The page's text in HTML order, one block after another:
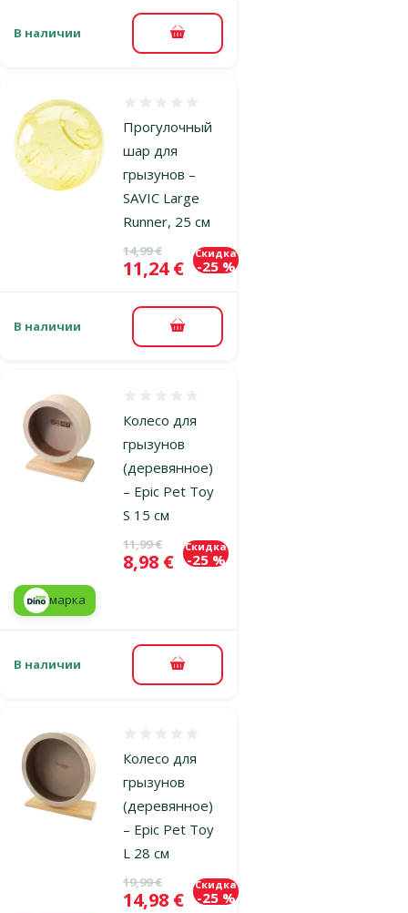
В наличии В корзину
Прогулочный
шар для
грызунов –
SAVIC Large
Runner, 25 см
Исходная цена
14,99 €
Цена
11,24 €
Скидка
-25 %
В наличии В корзину
Колесо для
грызунов
(деревянное)
– Epic Pet Toy
S 15 см
Исходная цена
11,99 €
Цена
8,98 €
Скидка
-25 %
марка
В наличии В корзину
Колесо для
грызунов
(деревянное)
– Epic Pet Toy
L 28 см
Исходная цена
19,99 €
Цена
14,98 €
Скидка
-25 %